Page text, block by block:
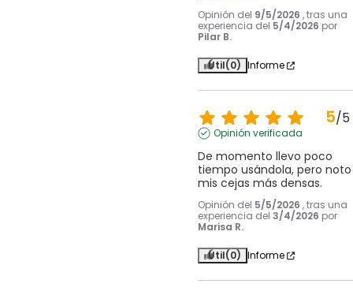
Opinión del 9/5/2026 , tras una
experiencia del 5/4/2026 por
Pilar B.
Útil(0) Informe
5/5
Opinión verificada
De momento llevo poco
tiempo usándola, pero noto
mis cejas más densas.
Opinión del 5/5/2026 , tras una
experiencia del 3/4/2026 por
Marisa R.
Útil(0) Informe